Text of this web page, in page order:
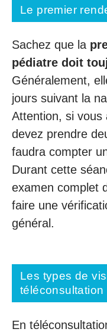
Le premier
Sachez que la
pédiatre doit
Généralement,
jours suivant la
Attention, si vous
devez prendre
faudra compter
Durant cette
examen complet
faire une
général.
Les types de
téléconsultation
En